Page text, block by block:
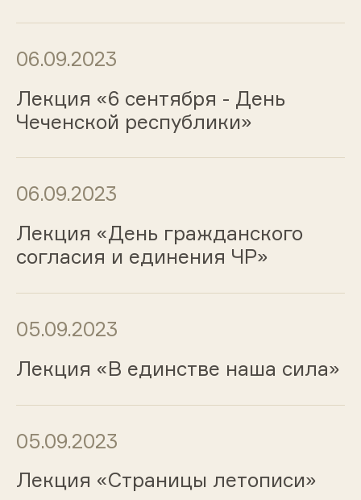
06.09.2023
Лекция «6 сентября - День
Чеченской республики»
06.09.2023
Лекция «День гражданского
согласия и единения ЧР»
05.09.2023
Лекция «В единстве наша сила»
05.09.2023
Лекция «Страницы летописи»